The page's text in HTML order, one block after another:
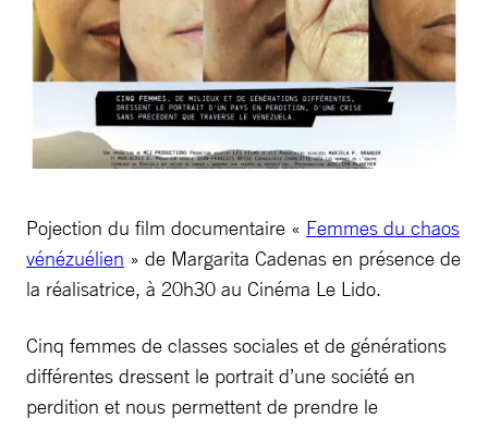
Pojection du film documentaire « Femmes du chaos
vénézuélien » de Margarita Cadenas en présence de
la réalisatrice, à 20h30 au Cinéma Le Lido.
Cinq femmes de classes sociales et de générations
différentes dressent le portrait d’une société en
perdition et nous permettent de prendre le